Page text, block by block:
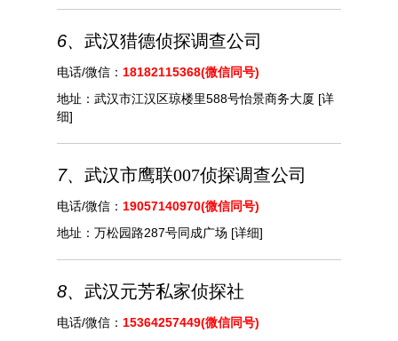
6、 武汉猎德侦探调查公司
电话/微信： 18182115368(微信同号)
地址： 武汉市江汉区琼楼里588号怡景商务大厦 [详
细]
7、 武汉市鹰联007侦探调查公司
电话/微信： 19057140970(微信同号)
地址： 万松园路287号同成广场 [详细]
8、 武汉元芳私家侦探社
电话/微信： 15364257449(微信同号)